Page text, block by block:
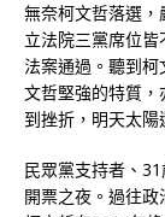
無奈柯文哲落選
立法院三黨席位
法案通過。聽到
文哲堅強的特質
到挫折，明天太陽
民眾黨支持者、
開票之夜。過往